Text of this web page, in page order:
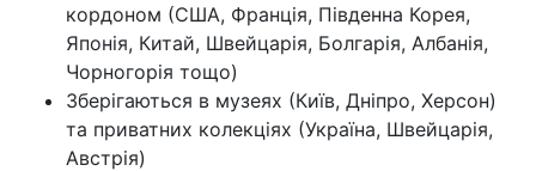
кордоном (США, Франція, Південна Корея,
Японія, Китай, Швейцарія, Болгарія, Албанія,
Чорногорія тощо)
Зберігаються в музеях (Київ, Дніпро, Херсон)
та приватних колекціях (Україна, Швейцарія,
Австрія)